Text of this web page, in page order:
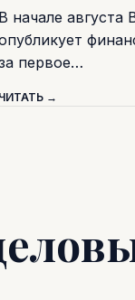
В начале августа
первое…
ЧИТАТЬ →